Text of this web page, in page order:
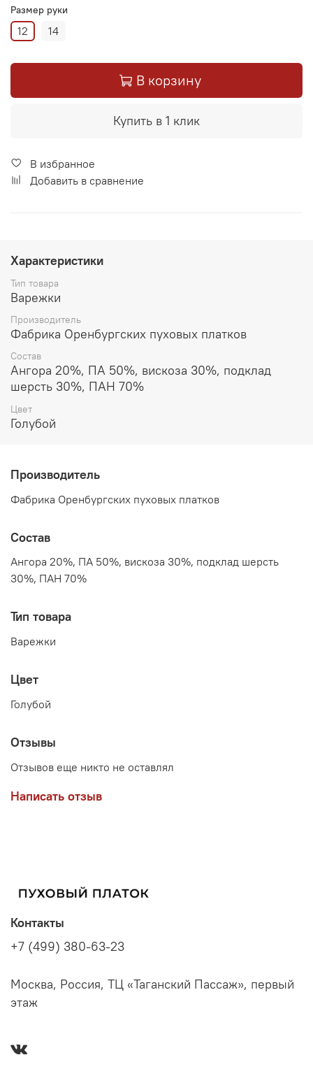
Размер руки
12 14
В корзину
Купить в 1 клик
В избранное
Добавить в сравнение
Характеристики
Тип товара
Варежки
Производитель
Фабрика Оренбургских пуховых платков
Состав
Ангора 20%, ПА 50%, вискоза 30%, подклад
шерсть 30%, ПАН 70%
Цвет
Голубой
Производитель
Фабрика Оренбургских пуховых платков
Состав
Ангора 20%, ПА 50%, вискоза 30%, подклад шерсть
30%, ПАН 70%
Тип товара
Варежки
Цвет
Голубой
Отзывы
Отзывов еще никто не оставлял
Написать отзыв
Контакты
+7 (499) 380-63-23
Москва, Россия, ТЦ «Таганский Пассаж», первый
этаж